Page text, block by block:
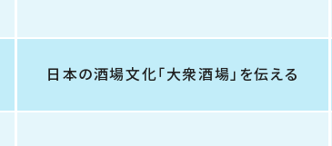
日本の酒場文化「大衆酒場」を伝える